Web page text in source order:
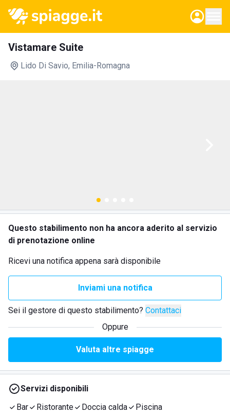
Vistamare Suite
Lido Di Savio, Emilia-Romagna
Questo stabilimento non ha ancora aderito al servizio
di prenotazione online
Ricevi una notifica appena sarà disponibile
Inviami una notifica
Sei il gestore di questo stabilimento? Contattaci
Oppure
Valuta altre spiagge
Servizi disponibili
Bar
Ristorante Doccia calda Piscina